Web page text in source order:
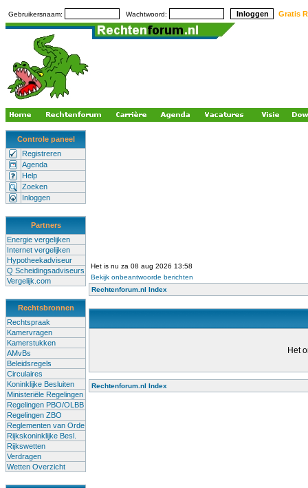
Gebruikersnaam: Wachtwoord: Gratis
Controle paneel
Registreren
Agenda
Help
Zoeken
Inloggen
Partners
Energie vergelijken
Internet vergelijken
Hypotheekadviseur
Q Scheidingsadviseurs
Vergelijk.com
Rechtsbronnen
Rechtspraak
Kamervragen
Kamerstukken
AMvBs
Beleidsregels
Circulaires
Koninklijke Besluiten
Ministeriële Regelingen
Regelingen PBO/OLBB
Regelingen ZBO
Reglementen van Orde
Rijkskoninklijke Besl.
Rijkswetten
Verdragen
Wetten Overzicht
Het is nu za 08 aug 2026 13:58
Bekijk onbeantwoorde berichten
Rechtenforum.nl Index
Het
Rechtenforum.nl Index